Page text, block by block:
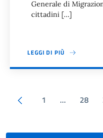
Generale di
cittadini […]
LEGGI DI PIÙ
Paginazione
Pagina precedente
1 … 28